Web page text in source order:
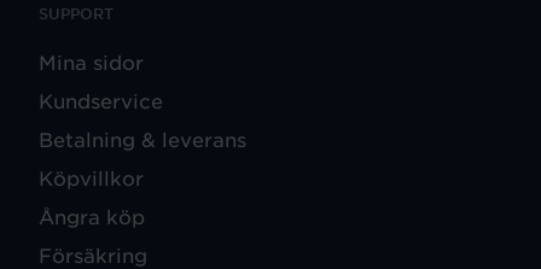
SUPPORT
Mina sidor
Kundservice
Betalning & leverans
Köpvillkor
Ångra köp
Försäkring